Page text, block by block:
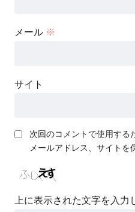
メール ※
サイト
次回のコメントで使用する
メールアドレス、サイトを
上に表示された文字を入力